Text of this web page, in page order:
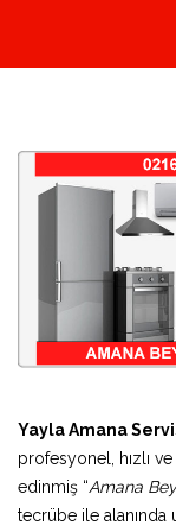
Yayla Amana
profesyonel, hızlı
edinmiş “Amana
tecrübe ile